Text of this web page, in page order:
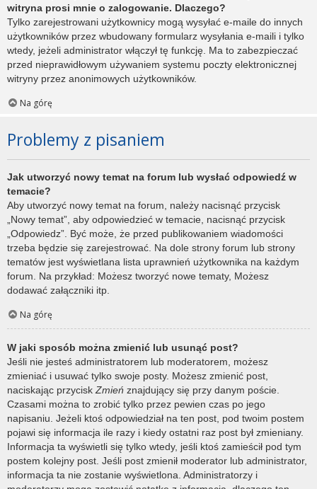
witryna prosi mnie o zalogowanie. Dlaczego?
Tylko zarejestrowani użytkownicy mogą wysyłać e-maile do innych
użytkowników przez wbudowany formularz wysyłania e-maili i tylko
wtedy, jeżeli administrator włączył tę funkcję. Ma to zabezpieczać
przed nieprawidłowym używaniem systemu poczty elektronicznej
witryny przez anonimowych użytkowników.
Na górę
Problemy z pisaniem
Jak utworzyć nowy temat na forum lub wysłać odpowiedź w
temacie?
Aby utworzyć nowy temat na forum, należy nacisnąć przycisk
„Nowy temat”, aby odpowiedzieć w temacie, nacisnąć przycisk
„Odpowiedz”. Być może, że przed publikowaniem wiadomości
trzeba będzie się zarejestrować. Na dole strony forum lub strony
tematów jest wyświetlana lista uprawnień użytkownika na każdym
forum. Na przykład: Możesz tworzyć nowe tematy, Możesz
dodawać załączniki itp.
Na górę
W jaki sposób można zmienić lub usunąć post?
Jeśli nie jesteś administratorem lub moderatorem, możesz
zmieniać i usuwać tylko swoje posty. Możesz zmienić post,
naciskając przycisk Zmień znajdujący się przy danym poście.
Czasami można to zrobić tylko przez pewien czas po jego
napisaniu. Jeżeli ktoś odpowiedział na ten post, pod twoim postem
pojawi się informacja ile razy i kiedy ostatni raz post był zmieniany.
Informacja ta wyświetli się tylko wtedy, jeśli ktoś zamieścił pod tym
postem kolejny post. Jeśli post zmienił moderator lub administrator,
informacja ta nie zostanie wyświetlona. Administratorzy i